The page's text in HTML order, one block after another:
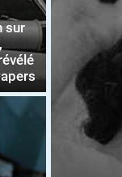
sur